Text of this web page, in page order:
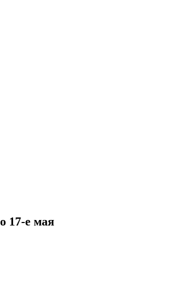
17-е мая